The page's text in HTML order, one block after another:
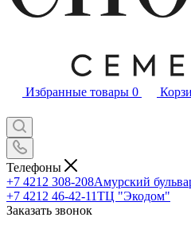
Избранные товары 0
Телефоны
+7 4212 308-208Амурский
+7 4212 46-42-11ТЦ "Экодом"
Заказать звонок